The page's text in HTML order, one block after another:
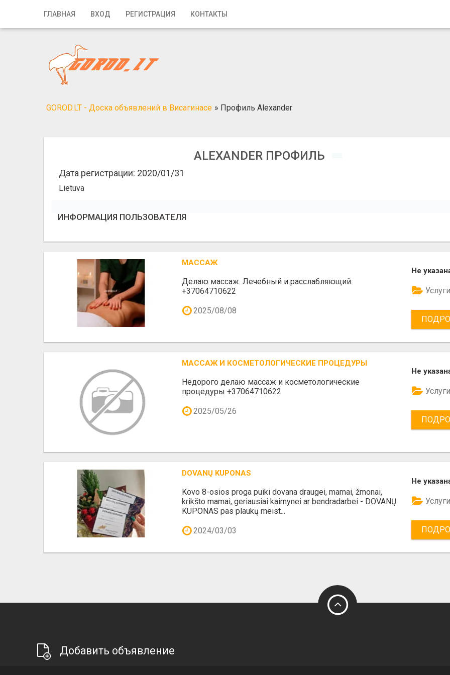
ГЛАВНАЯ ВХОД РЕГИСТРАЦИЯ КОНТАКТЫ
Главная
Регистрация
Добавить объявление
GOROD.LT - Доска объявлений в Висагинасе » Профиль Alexander
ALEXANDER ПРОФИЛЬ
Дата регистрации: 2020/01/31
Lietuva
ИНФОРМАЦИЯ ПОЛЬЗОВАТЕЛЯ
MАССАЖ
Делаю массаж. Лечебный и расслабляющий.
+37064710622
2025/08/08
Не
Услуги
MАССАЖ И КОСМЕТОЛОГИЧЕСКИЕ ПРОЦЕДУРЫ
Недорого делаю массаж и косметологические
процедуры +37064710622
2025/05/26
Не
Услуги
DOVANŲ KUPONAS
Kovo 8-osios proga puiki dovana draugei, mamai, žmonai,
krikšto mamai, geriausiai kaimynei ar bendradarbei - DOVANŲ
KUPONAS pas plaukų meist...
2024/03/03
Не
Услуги
Добавить объявление